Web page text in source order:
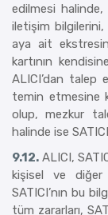
edilmesi halinde,
iletişim bilgilerini,
aya ait
kartının
ALICI’dan talep
temin etmesine
olup, mezkur
halinde ise
9.12. ALICI,
kişisel ve diğer
SATICI’nın bu
tüm zararları,